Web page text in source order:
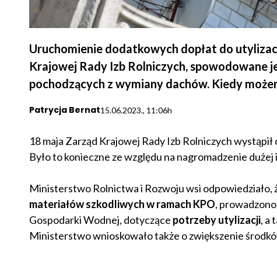
Uruchomienie dodatkowych dopłat do
Krajowej Rady Izb Rolniczych, spowodowane
pochodzących z wymiany dachów. Kiedy
Patrycja Bernat15.06.2023., 11:06h
18 maja Zarząd Krajowej Rady Izb Rolniczych
Było to konieczne ze względu na nagromadzenie
Ministerstwo Rolnictwa i Rozwoju wsi odpowiedziało,
materiałów szkodliwych w ramach KPO,
Gospodarki Wodnej, dotyczące potrzeby utylizacji, a
Ministerstwo wnioskowało także o zwiększenie